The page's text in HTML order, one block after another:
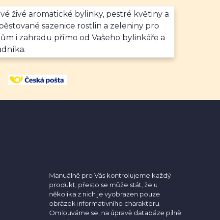
živé aromatické bylinky, pestré květiny a
sazenice rostlin a zeleniny pro
i zahradu přímo od Vašeho bylinkáře a
Manuálně pro Vás kontrolujeme každý
produkt, přesto se může stát, že u
několika z nich je vyobrazen pouze
obrázek informativního charakteru.
Omlouváme se, na úpravě databáze pilně